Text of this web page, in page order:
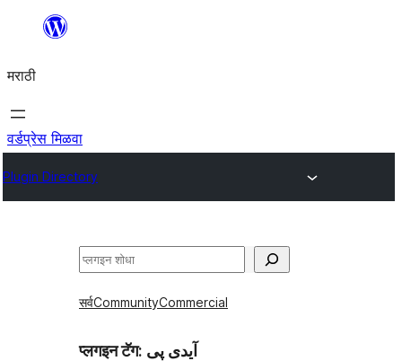
सामुग्रीवर
मराठी
वर्डप्रेस मिळवा
Plugin Directory
शोधा
सर्वCommunityCommercial
प्लगइन टॅग: آیدی پی